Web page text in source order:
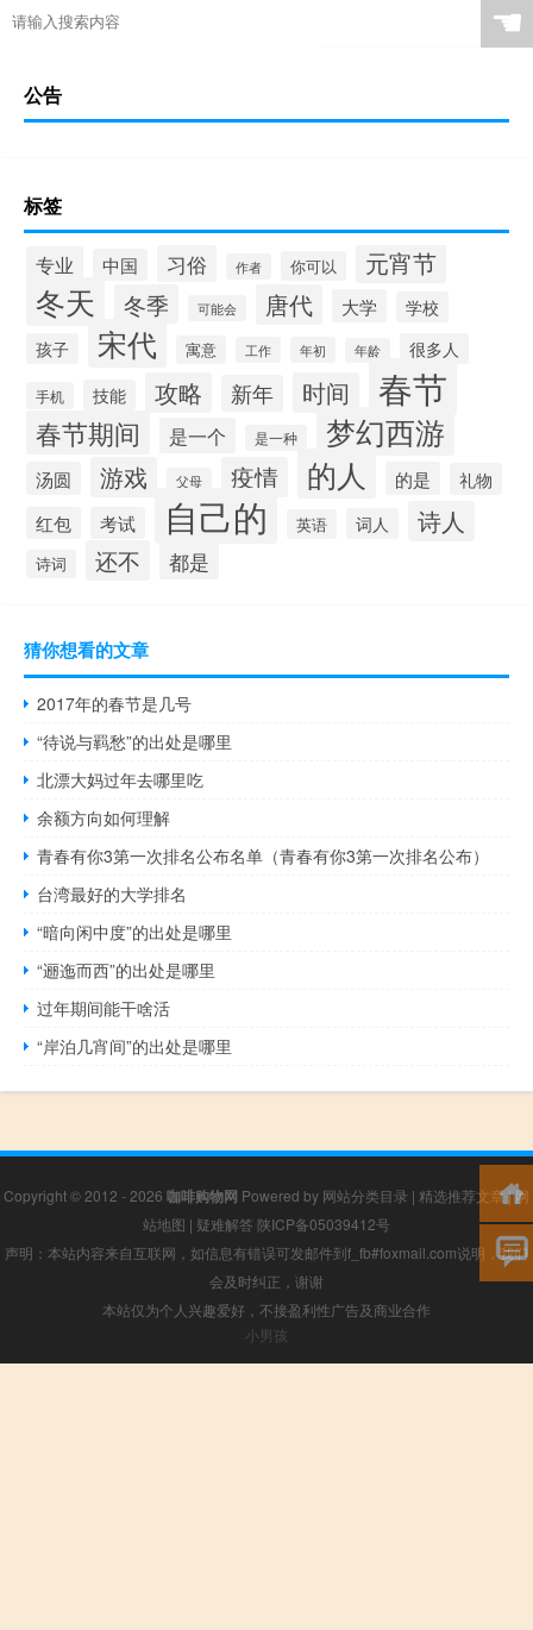
☚
公告
标签
专业 中国 习俗 作者 你可以 元宵节
冬天 冬季 可能会 唐代 大学
学校
孩子
宋代 寓意 工作 年初 年龄 很多人
手机 技能 攻略 新年 时间 春节
春节期间 是一个 是一种 梦幻西游
汤圆 游戏 父母 疫情 的人 的是
礼物
红包
考试 自己的 英语 词人 诗人
诗词 还不 都是
猜你想看的文章
2017年的春节是几号
“待说与羁愁”的出处是哪里
北漂大妈过年去哪里吃
余额方向如何理解
青春有你3第一次排名公布名单（青春有你3第一次排名公布）
台湾最好的大学排名
“暗向闲中度”的出处是哪里
“逦迤而西”的出处是哪里
过年期间能干啥活
“岸泊几宵间”的出处是哪里
Copyright © 2012 - 2026 咖啡购物网 Powered by 网站分类目录 | 精选推荐文章|网
站地图 | 疑难解答 陕ICP备05039412号
声明：本站内容来自互联网，如信息有错误可发邮件到f_fb#foxmail.com说明，我们
会及时纠正，谢谢
本站仅为个人兴趣爱好，不接盈利性广告及商业合作
小男孩